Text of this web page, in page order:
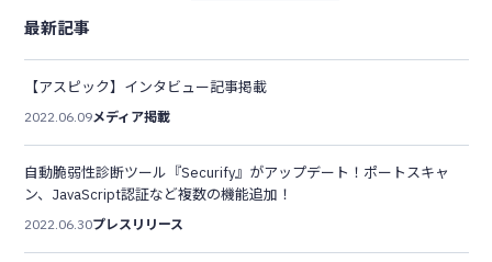
最新記事
【アスピック】インタビュー記事掲載
2022.06.09メディア掲載
自動脆弱性診断ツール『Securify』がアップデート！ポートスキャ
ン、JavaScript認証など複数の機能追加！
2022.06.30プレスリリース